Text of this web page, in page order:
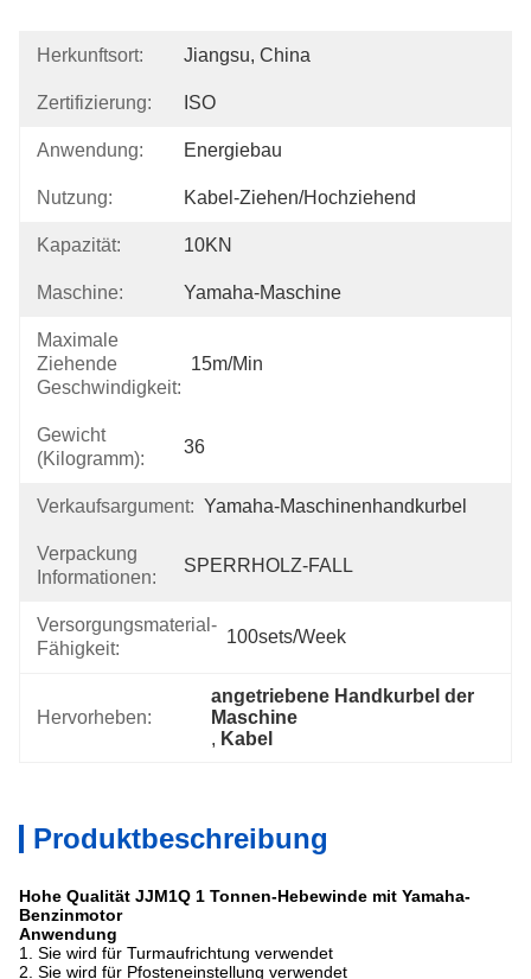
Herkunftsort: Jiangsu, China
Zertifizierung: ISO
Anwendung: Energiebau
Nutzung: Kabel-Ziehen/hochziehend
Kapazität: 10KN
Maschine: Yamaha-Maschine
Maximale
Ziehende
Geschwindigkeit:
15m/min
Gewicht
(Kilogramm):
36
Verkaufsargument: Yamaha-Maschinenhandkurbel
Verpackung
Informationen:
SPERRHOLZ-FALL
Versorgungsmaterial-
Fähigkeit:
100sets/week
Hervorheben:
angetriebene Handkurbel der
Maschine
, Kabel
Produktbeschreibung
Hohe Qualität JJM1Q 1 Tonnen-Hebewinde mit Yamaha-
Benzinmotor
Anwendung
1. Sie wird für Turmaufrichtung verwendet
2. Sie wird für Pfosteneinstellung verwendet